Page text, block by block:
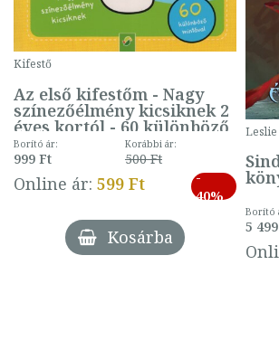
Kifestő
Az első kifestőm - Nagy
színezőélmény kicsiknek 2
éves kortól - 60 különböző
mintával (gombás)
Borító ár:
999 Ft
Korábbi ár:
500 Ft
Online ár: 599 Ft
-
40%
Kosárba
Borító
5